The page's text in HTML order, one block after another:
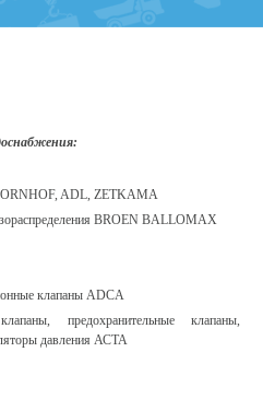
ADL, ZETKAMА
BROEN BALLOMAX
клапаны ADCA
предохранительные клапаны,
давления АСТА